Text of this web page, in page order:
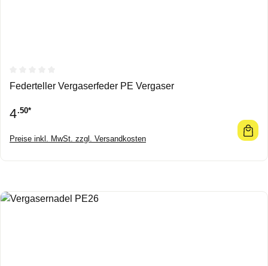
Durchschnittliche Bewertung von 0 von 5 Sternen
Federteller Vergaserfeder PE Vergaser
4.50*
Preise inkl. MwSt. zzgl. Versandkosten